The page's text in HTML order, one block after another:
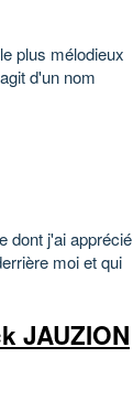
plus mélodieux
d'un nom
dont j'ai apprécié
moi et qui
JAUZION